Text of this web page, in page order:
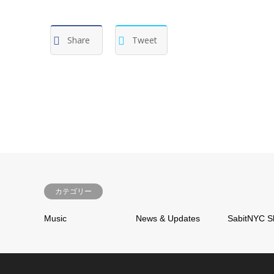
Share Tweet
カテゴリー
Music News & Updates SabitNYC